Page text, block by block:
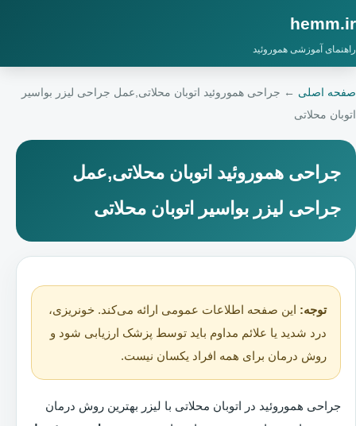
hemm.ir
راهنمای آموزشی هموروئید
صفحه اصلی ← جراحی هموروئید اتوبان محلاتی,عمل جراحی لیزر بواسیر
اتوبان محلاتی
جراحی هموروئید اتوبان محلاتی,عمل
جراحی لیزر بواسیر اتوبان محلاتی
توجه: این صفحه اطلاعات عمومی ارائه می‌کند. خونریزی،
درد شدید یا علائم مداوم باید توسط پزشک ارزیابی شود و
روش درمان برای همه افراد یکسان نیست.
جراحی هموروئید در اتوبان محلاتی با لیزر بهترین روش درمان